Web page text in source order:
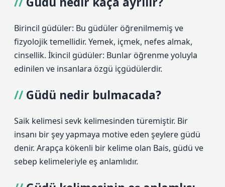
Birincil güdüler: Bu güdüler öğrenilmemiş ve
fizyolojik temellidir. Yemek, içmek, nefes almak,
cinsellik. İkincil güdüler: Bunlar öğrenme yoluyla
edinilen ve insanlara özgü içgüdülerdir.
Güdü nedir bulmacada?
Saik kelimesi sevk kelimesinden türemiştir. Bir
insanı bir şey yapmaya motive eden şeylere güdü
denir. Arapça kökenli bir kelime olan Bais, güdü ve
sebep kelimeleriyle eş anlamlıdır.